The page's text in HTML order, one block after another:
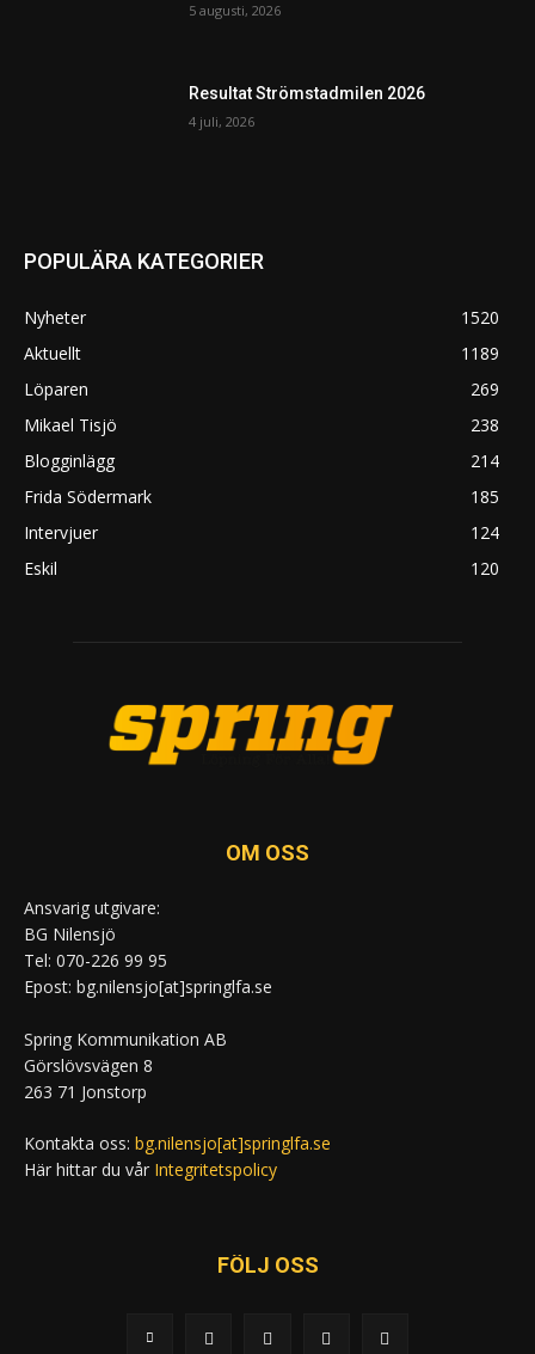
5 augusti, 2026
Resultat Strömstadmilen 2026
4 juli, 2026
POPULÄRA KATEGORIER
Nyheter
1520
Aktuellt
1189
Löparen
269
Mikael Tisjö
238
Blogginlägg
214
Frida Södermark
185
Intervjuer
124
Eskil
120
OM OSS
Ansvarig utgivare:
BG Nilensjö
Tel: 070-226 99 95
Epost: bg.nilensjo[at]springlfa.se
Spring Kommunikation AB
Görslövsvägen 8
263 71 Jonstorp
Kontakta oss: bg.nilensjo[at]springlfa.se
Här hittar du vår Integritetspolicy
FÖLJ OSS